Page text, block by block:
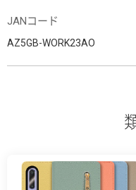
JANコード
AZ5GB-WORK23AO